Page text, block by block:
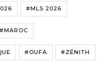
#MLS 2026
#MAROC
#OUFA #ZÉNITH